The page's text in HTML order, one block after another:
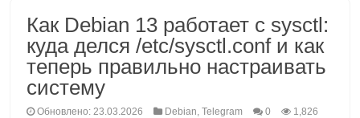
Как Debian 13 работает с sysctl:
куда делся /etc/sysctl.conf и как
теперь правильно настраивать
систему
Обновлено: 23.03.2026 Debian,Telegram 0 1,826